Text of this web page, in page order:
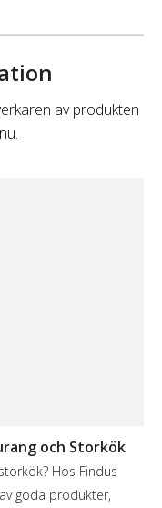
av produkten
och Storkök
Hos Findus
goda produkter,